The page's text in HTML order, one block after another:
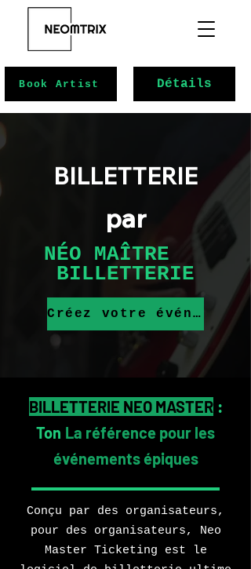
Book Artist Détails
BILLETTERIE
par
NÉO MAÎTRE
BILLETTERIE
Créez votre événement
BILLETTERIE NEO MASTER :
Ton La référence pour les
événements épiques
Conçu par des organisateurs,
pour des organisateurs, Neo
Master Ticketing est le